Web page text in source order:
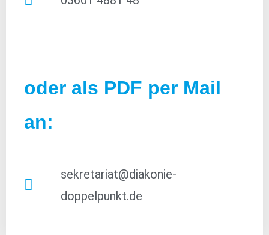
oder als PDF per Mail
an:
sekretariat@diakonie-
doppelpunkt.de